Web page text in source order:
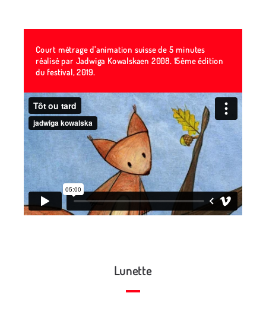
Court métrage d'animation suisse de 5 minutes
réalisé par Jadwiga Kowalskaen 2008. 15ème édition
du festival, 2019.
Lunette